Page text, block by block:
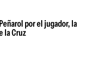
por el jugador, la
la Cruz